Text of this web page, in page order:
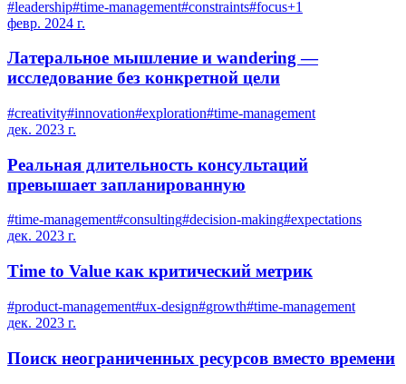
#leadership#time-management#constraints#focus+1
февр. 2024 г.
Латеральное мышление и wandering —
исследование без конкретной цели
#creativity#innovation#exploration#time-management
дек. 2023 г.
Реальная длительность консультаций
превышает запланированную
#time-management#consulting#decision-making#expectations
дек. 2023 г.
Time to Value как критический метрик
#product-management#ux-design#growth#time-management
дек. 2023 г.
Поиск неограниченных ресурсов вместо времени